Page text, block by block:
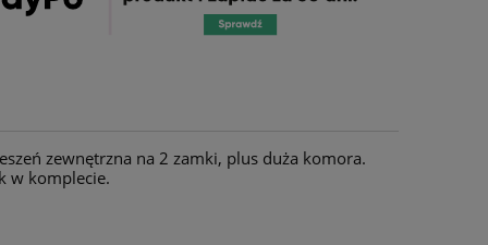
zewnętrzna na 2 zamki, plus duża komora.
w komplecie.